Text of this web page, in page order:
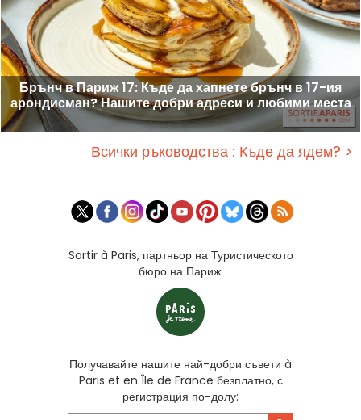
Брънч в Париж 17: Къде да хапнете брънч в 17-ия
арондисман? Нашите добри адреси и любими места
Всички ръководства : Къде да ядем? >
Sortir à Paris, партньор на Туристическото
бюро на Париж:
Получавайте нашите най-добри съвети à
Paris et en Île de France безплатно, с
регистрация по-долу: